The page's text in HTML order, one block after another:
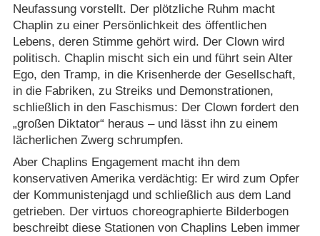
Neufassung vorstellt. Der plötzliche Ruhm macht
Chaplin zu einer Persönlichkeit des öffentlichen
Lebens, deren Stimme gehört wird. Der Clown wird
politisch. Chaplin mischt sich ein und führt sein Alter
Ego, den Tramp, in die Krisenherde der Gesellschaft,
in die Fabriken, zu Streiks und Demonstrationen,
schließlich in den Faschismus: Der Clown fordert den
„großen Diktator“ heraus – und lässt ihn zu einem
lächerlichen Zwerg schrumpfen.
Aber Chaplins Engagement macht ihn dem
konservativen Amerika verdächtig: Er wird zum Opfer
der Kommunistenjagd und schließlich aus dem Land
getrieben. Der virtuos choreographierte Bilderbogen
beschreibt diese Stationen von Chaplins Leben immer